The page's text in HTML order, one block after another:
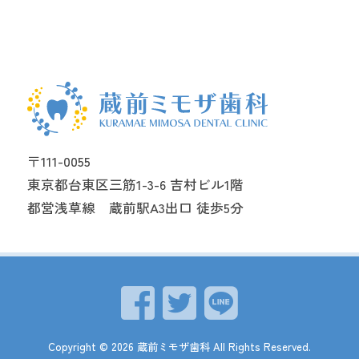
〒111-0055
東京都台東区三筋1-3-6 吉村ビル1階
都営浅草線 蔵前駅A3出口 徒歩5分
Copyright © 2026 蔵前ミモザ歯科 All Rights Reserved.